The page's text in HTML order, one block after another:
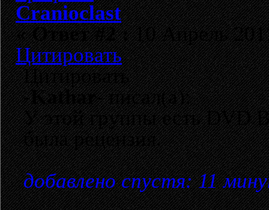
Cranioclast
«Ответ #2 :10 Апрель
Цитировать
Цитировать
-Kathar-писал(а):
У этой группы есть DVD
была рецензия.
добавлено спустя: 11